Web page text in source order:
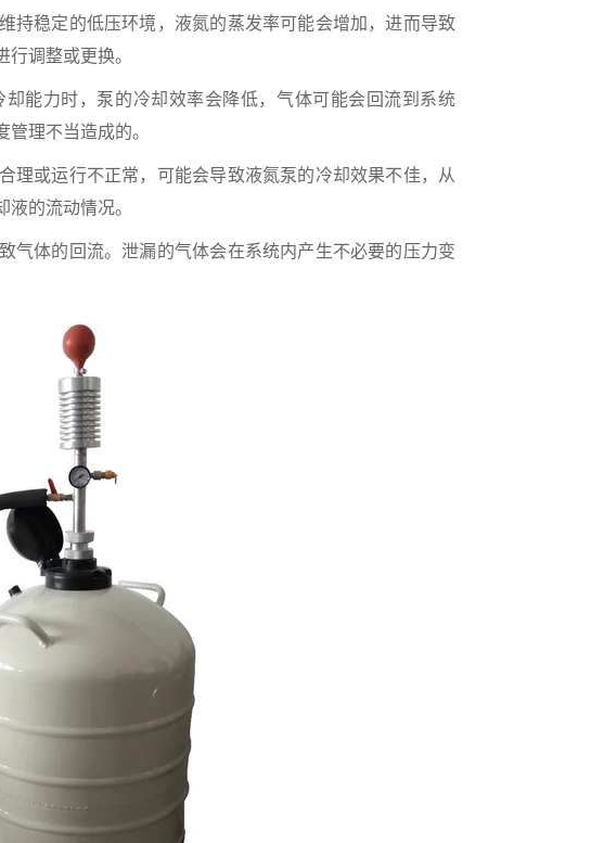
稳定的低压环境，液氮的蒸发率可能会增加，进而导致
调整或更换。
力时，泵的冷却效率会降低，气体可能会回流到系统
理不当造成的。
或运行不正常，可能会导致液氮泵的冷却效果不佳，从
的流动情况。
体的回流。泄漏的气体会在系统内产生不必要的压力变